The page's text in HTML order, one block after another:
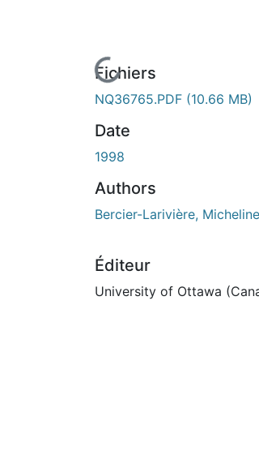
En cours de chargement...
Fichiers
NQ36765.PDF (10.66 MB)
Date
1998
Authors
Bercier-Larivière,
Éditeur
University of Ottawa